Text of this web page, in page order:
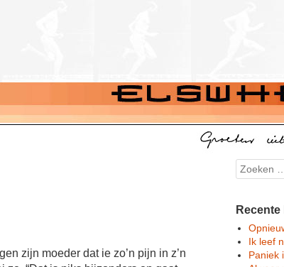
zijn moeder dat ie zo’n pijn in z’n
Search
Ik leef
Paniek